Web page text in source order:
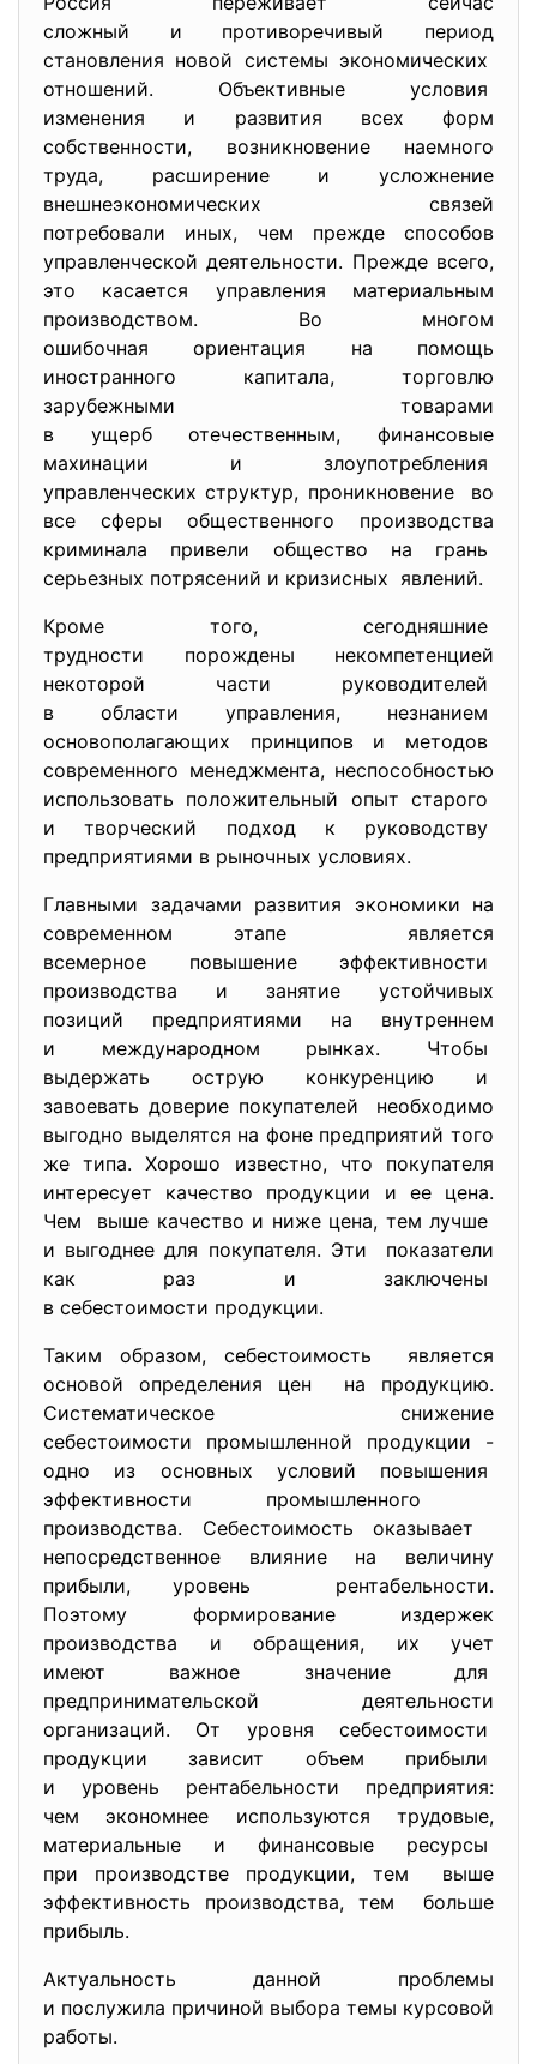
сложный и противоречивый период
становления новой системы экономических
отношений. Объективные условия
изменения и развития всех форм
собственности, возникновение наемного
труда, расширение и усложнение
внешнеэкономических связей
потребовали иных, чем прежде способов
управленческой деятельности. Прежде всего,
это касается управления материальным
производством. Во многом
ошибочная ориентация на помощь
иностранного капитала, торговлю
зарубежными товарами
в ущерб отечественным, финансовые
махинации и злоупотребления
управленческих структур, проникновение во
все сферы общественного производства
криминала привели общество на грань
серьезных потрясений и кризисных явлений.
Кроме того, сегодняшние
трудности порождены некомпетенцией
некоторой части руководителей
в области управления, незнанием
основополагающих принципов и методов
современного менеджмента, неспособностью
использовать положительный опыт старого
и творческий подход к руководству
предприятиями в рыночных условиях.
Главными задачами развития экономики на
современном этапе является
всемерное повышение эффективности
производства и занятие устойчивых
позиций предприятиями на внутреннем
и международном рынках. Чтобы
выдержать острую конкуренцию и
завоевать доверие покупателей необходимо
выгодно выделятся на фоне предприятий того
же типа. Хорошо известно, что покупателя
интересует качество продукции и ее цена.
Чем выше качество и ниже цена, тем лучше
и выгоднее для покупателя. Эти показатели
как раз и заключены
в себестоимости продукции.
Таким образом, себестоимость является
основой определения цен на продукцию.
Систематическое снижение
себестоимости промышленной продукции -
одно из основных условий повышения
эффективности промышленного
производства. Себестоимость оказывает
непосредственное влияние на величину
прибыли, уровень рентабельности.
Поэтому формирование издержек
производства и обращения, их учет
имеют важное значение для
предпринимательской деятельности
организаций. От уровня себестоимости
продукции зависит объем прибыли
и уровень рентабельности предприятия:
чем экономнее используются трудовые,
материальные и финансовые ресурсы
при производстве продукции, тем выше
эффективность производства, тем больше
прибыль.
Актуальность данной проблемы
и послужила причиной выбора темы курсовой
работы.